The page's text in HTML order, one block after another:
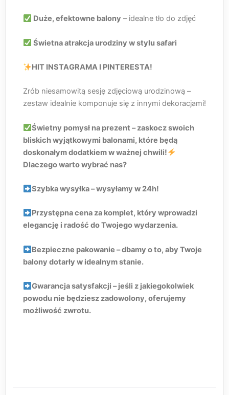
Duże, efektowne balony – idealne tło do zdjęć
Świetna atrakcja urodziny w stylu safari
HIT INSTAGRAMA I PINTERESTA!
Zrób niesamowitą sesję zdjęciową urodzinową –
zestaw idealnie komponuje się z innymi dekoracjami!
Świetny pomysł na prezent – zaskocz swoich
bliskich wyjątkowymi balonami, które będą
doskonałym dodatkiem w ważnej chwili!
Dlaczego warto wybrać nas?
Szybka wysyłka – wysyłamy w 24h!
Przystępna cena za komplet, który wprowadzi
elegancję i radość do Twojego wydarzenia.
Bezpieczne pakowanie – dbamy o to, aby Twoje
balony dotarły w idealnym stanie.
Gwarancja satysfakcji – jeśli z jakiegokolwiek
powodu nie będziesz zadowolony, oferujemy
możliwość zwrotu.